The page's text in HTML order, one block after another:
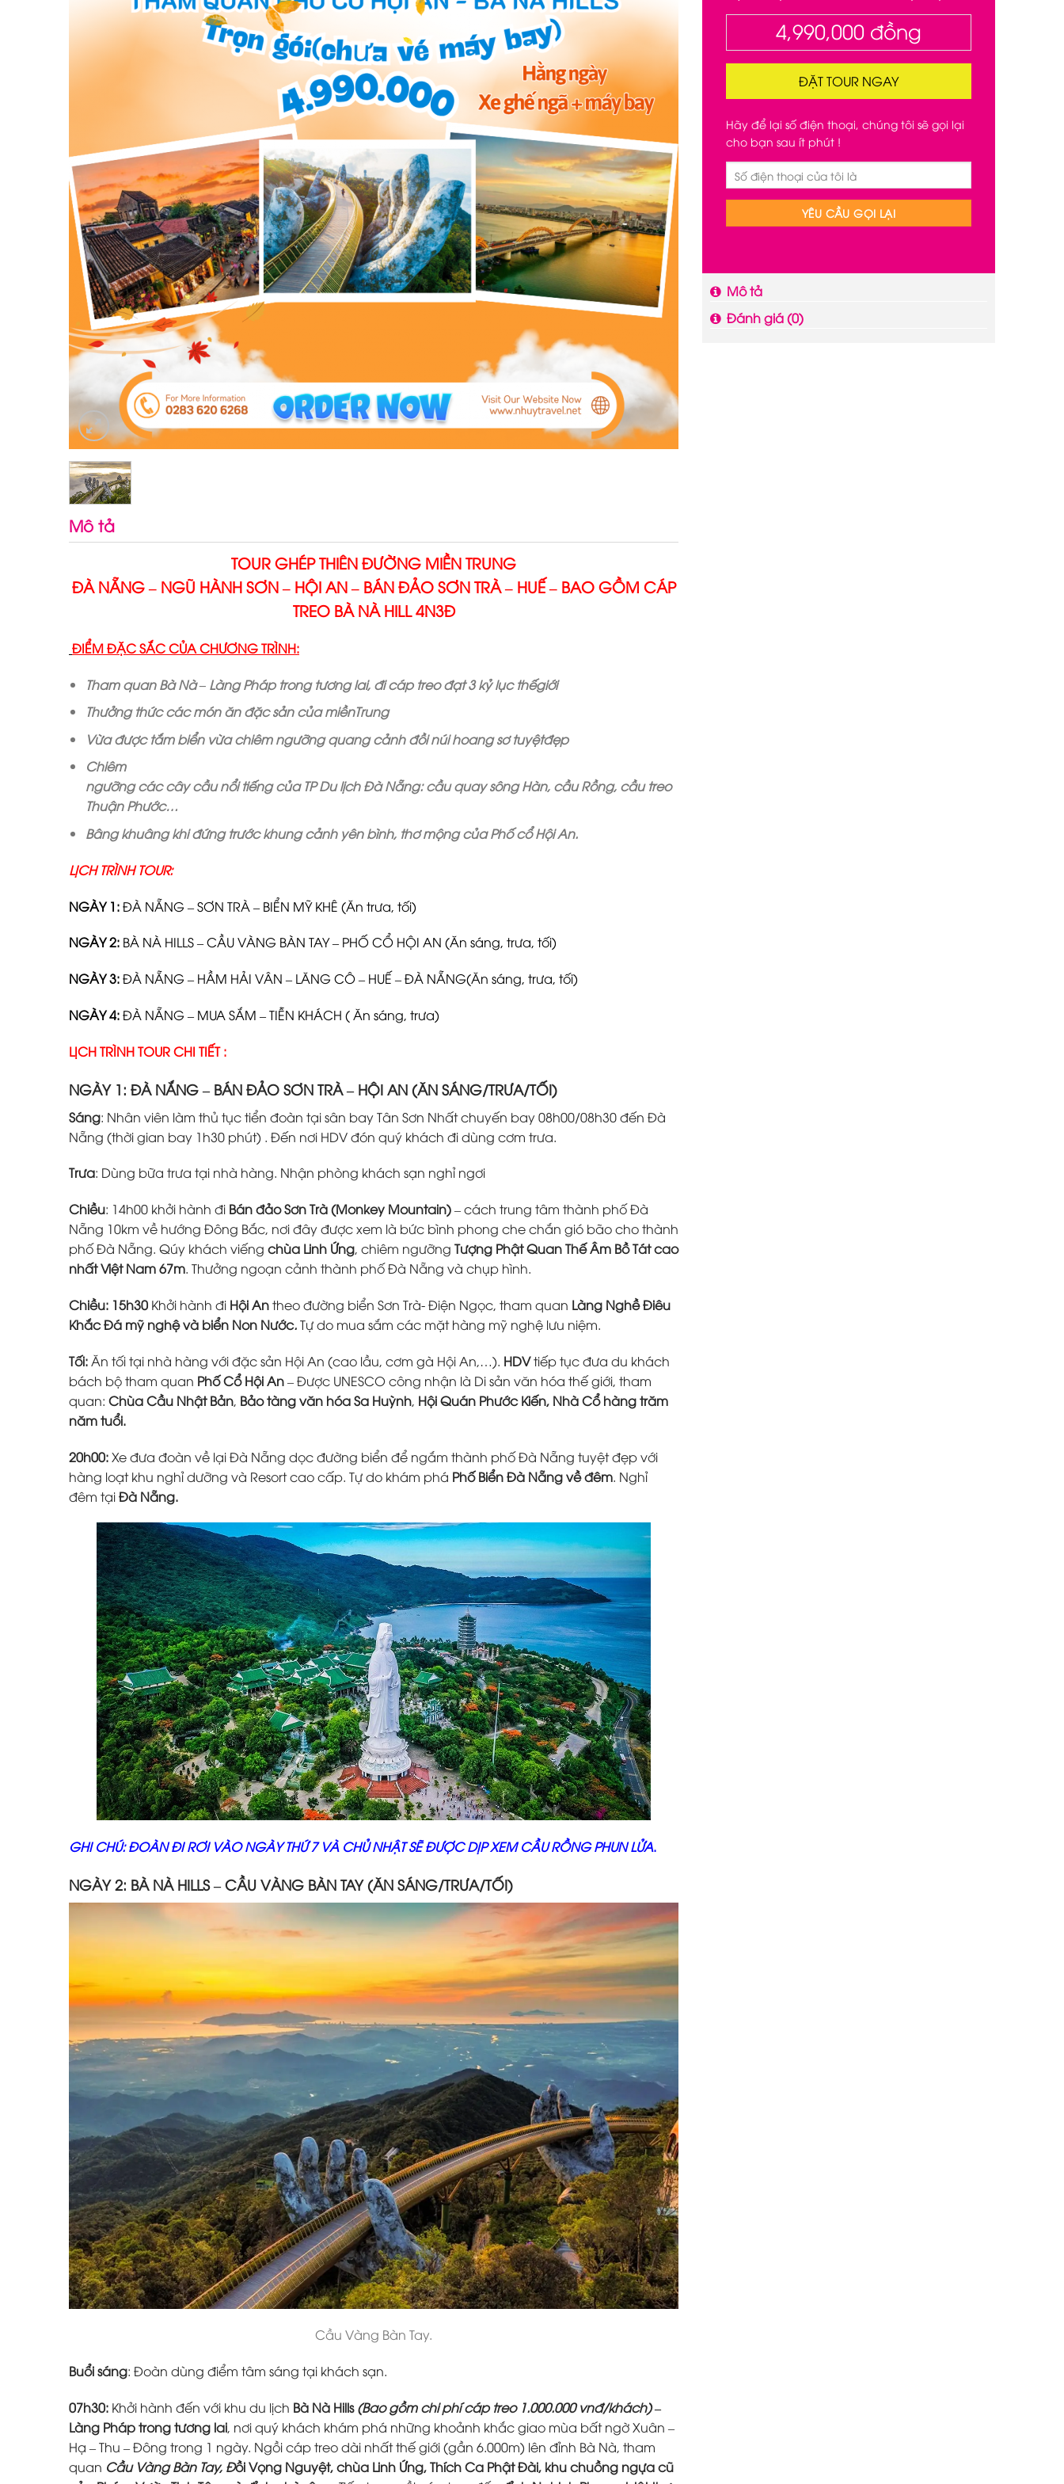
Mô tả
TOUR GHÉP THIÊN ĐƯỜNG MIỀN TRUNG
ĐÀ NẴNG – NGŨ HÀNH SƠN – HỘI AN – BÁN ĐẢO SƠN TRÀ – HUẾ – BAO GỒM CÁP
TREO BÀ NÀ HILL 4N3Đ
ĐIỂM ĐẶC SẮC CỦA CHƯƠNG TRÌNH:
Tham quan Bà Nà – Làng Pháp trong tương lai, đi cáp treo đạt 3 kỷ lục thếgiới
Thưởng thức các món ăn đặc sản của miềnTrung
Vừa được tắm biển vừachiêmngưỡng quang cảnh đồi núi hoang sơ tuyệtđẹp
Chiêm
ngưỡng các cây cầu nổi tiếng của TP Du lịch Đà Nẵng: cầu quay sông Hàn, cầu Rồng, cầu treo
Thuận Phước…
Bâng khuâng khi đứng trước khung cảnh yên bình, thơ mộng của Phố cổ Hội An.
LỊCH TRÌNH TOUR:
NGÀY 1:ĐÀ NẴNG – SƠN TRÀ – BIỂN MỸ KHÊ (Ăn trưa, tối)
NGÀY 2: BÀ NÀ HILLS – CẦU VÀNG BÀN TAY – PHỐ CỔ HỘI AN (Ăn sáng, trưa, tối)
NGÀY 3:ĐÀ NẴNG – HẦM HẢI VÂN – LĂNG CÔ – HUẾ – ĐÀ NẴNG(Ăn sáng, trưa, tối)
NGÀY 4:ĐÀ NẴNG – MUA SẮM – TIỄN KHÁCH ( Ăn sáng, trưa)
LỊCH TRÌNH TOUR CHI TIẾT :
NGÀY 1: ĐÀ NẮNG – BÁN ĐẢO SƠN TRÀ – HỘI AN (ĂN SÁNG/TRƯA/TỐI)
Sáng: Nhân viên làm thủ tục tiển đoàn tại sân bay Tân Sơn Nhất chuyến bay 08h00/08h30 đến Đà
Nẵng (thời gian bay 1h30 phút) . Đến nơi HDV đón quý khách đi dùng cơm trưa.
Trưa: Dùng bữa trưa tại nhà hàng. Nhận phòng khách sạn nghỉ ngơi
Chiều: 14h00 khởi hành đi Bán đảo Sơn Trà (Monkey Mountain)– cách trung tâm thành phố Đà
Nẵng 10km về hướng Đông Bắc, nơi đây được xem là bức bình phong che chắn gió bão cho thành
phố Đà Nẵng. Qúy khách viếng chùa Linh Ứng, chiêm ngưỡng Tượng Phật Quan Thế Âm Bồ Tát cao
nhất Việt Nam 67m. Thưởng ngoạn cảnh thành phố Đà Nẵng và chụp hình.
Chiều: 15h30 Khởi hành đi Hội Antheo đường biển Sơn Trà- Điện Ngọc, tham quan Làng Nghề Điêu
Khắc Đá mỹ nghệ và biển Non Nước.Tự do mua sắm các mặt hàng mỹ nghệ lưu niệm.
Tối:Ăn tối tại nhà hàng với đặc sản Hội An (cao lầu, cơm gà Hội An,…). HDVtiếp tục đưa du khách
bách bộ tham quan Phố Cổ Hội An– Được UNESCO công nhận là Di sản văn hóa thế giới, tham
quan: Chùa Cầu NhậtBản, Bảo tàng văn hóa Sa Huỳnh, Hội Quán Phước Kiến, Nhà Cổ hàng trăm
nămtuổi.
20h00:Xe đưa đoàn về lại Đà Nẵng dọc đường biển để ngắm thành phố Đà Nẵng tuyệt đẹp với
hàng loạt khu nghỉ dưỡng và Resort cao cấp. Tự do khám phá Phố Biển Đà Nẵng về đêm. Nghỉ
đêm tạiĐà Nẵng.
GHI CHÚ: ĐOÀN ĐI RƠI VÀO NGÀY THỨ 7 VÀ CHỦ NHẬT SẼ ĐƯỢC DỊP XEM CẦU RỒNG PHUN LỬA.
NGÀY 2: BÀ NÀ HILLS – CẦU VÀNG BÀN TAY (ĂN SÁNG/TRƯA/TỐI)
Cầu Vàng Bàn Tay.
Buổi sáng: Đoàn dùng điểm tâm sáng tại khách sạn.
07h30: Khởi hành đến với khu du lịch Bà Nà Hills(Bao gồm chi phí cáp treo 1.000.000 vnđ/khách)–
Làng Pháp trong tương lai, nơi quý khách khám phá những khoảnh khắc giao mùa bất ngờ Xuân –
Hạ – Thu – Đông trong 1 ngày. Ngồi cáp treo dài nhất thế giới (gần 6.000m) lên đỉnh Bà Nà, tham
quan Cầu Vàng Bàn Tay, Đồi Vọng Nguyệt, chùa Linh Ứng, Thích Ca Phật Đài, khu chuồng ngựa cũ
4,990,000 đồng
ĐẶT TOUR NGAY
Hãy để lại số điện thoại, chúng tôi sẽ gọi lại
cho bạn sau ít phút !
Mô tả
Đánh giá (0)